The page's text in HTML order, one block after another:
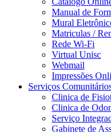
Manual de
Mural
Matriculas /
Rede Wi-Fi
Virtual Unisc
Webmail
Impressões
Serviços
Clinica de
Clinica de
Serviço
Gabinete de